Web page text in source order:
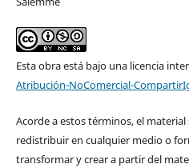
Esta obra está bajo una licencia
Atribución-NoComercial-
Acorde a estos términos, el
redistribuir en cualquier medio o
transformar y crear a partir del